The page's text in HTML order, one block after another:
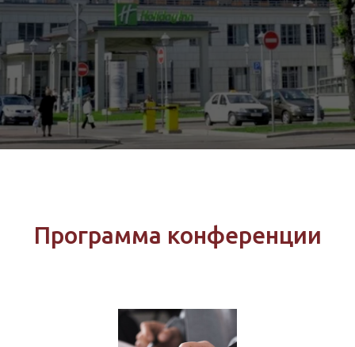
Программа конференции